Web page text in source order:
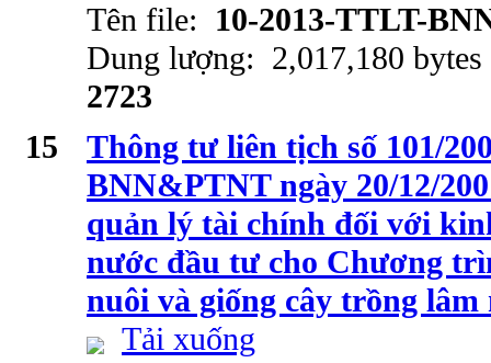
Tên file: 10-2013-TTLT-
Dung lượng: 2,017,180
2723
15
Thông tư liên tịch số 101/
BNN&PTNT ngày 20/12/
quản lý tài chính đối với
nước đầu tư cho Chương
nuôi và giống cây trồng lâm
Tải xuống